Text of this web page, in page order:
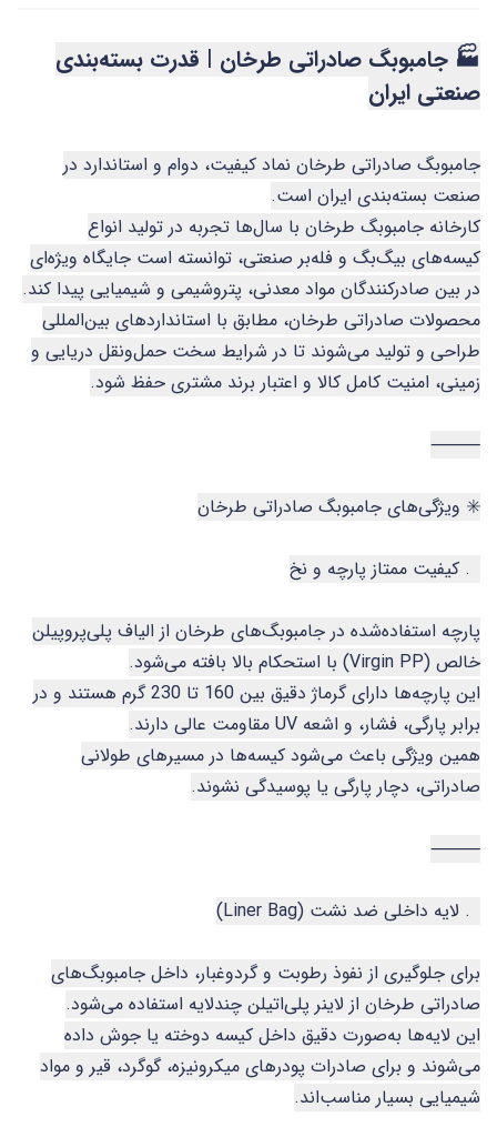
🏭 جامبوبگ صادراتی طرخان | قدرت بسته‌بندی
صنعتی ایران
جامبوبگ صادراتی طرخان نماد کیفیت، دوام و استاندارد در
صنعت بسته‌بندی ایران است.
کارخانه جامبوبگ طرخان با سال‌ها تجربه در تولید انواع
کیسه‌های بیگ‌بگ و فله‌بر صنعتی، توانسته است جایگاه ویژه‌ای
در بین صادرکنندگان مواد معدنی، پتروشیمی و شیمیایی پیدا کند.
محصولات صادراتی طرخان، مطابق با استانداردهای بین‌المللی
طراحی و تولید می‌شوند تا در شرایط سخت حمل‌ونقل دریایی و
زمینی، امنیت کامل کالا و اعتبار برند مشتری حفظ شود.
⸻
✳️ ویژگی‌های جامبوبگ صادراتی طرخان
پارچه استفاده‌شده در جامبوبگ‌های طرخان از الیاف پلی‌پروپیلن
خالص (Virgin PP) با استحکام بالا بافته می‌شود.
این پارچه‌ها دارای گرماژ دقیق بین 160 تا 230 گرم هستند و در
برابر پارگی، فشار، و اشعه UV مقاومت عالی دارند.
همین ویژگی باعث می‌شود کیسه‌ها در مسیرهای طولانی
صادراتی، دچار پارگی یا پوسیدگی نشوند.
⸻
برای جلوگیری از نفوذ رطوبت و گردوغبار، داخل جامبوبگ‌های
صادراتی طرخان از لاینر پلی‌اتیلن چندلایه استفاده می‌شود.
این لایه‌ها به‌صورت دقیق داخل کیسه دوخته یا جوش داده
می‌شوند و برای صادرات پودرهای میکرونیزه، گوگرد، قیر و مواد
شیمیایی بسیار مناسب‌اند.